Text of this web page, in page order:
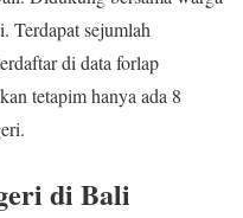
Terdapat sejumlah
di data forlap
tetapim hanya ada 8
di Bali